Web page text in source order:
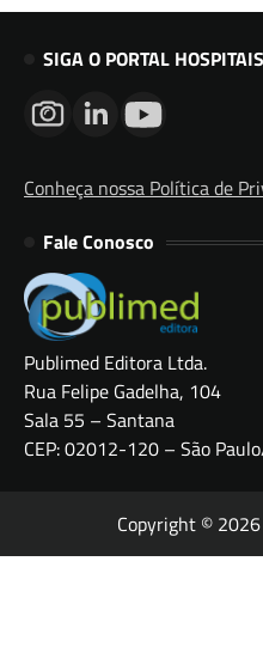
SIGA O PORTAL
Conheça nossa Política de
Fale Conosco
Publimed Editora Ltda.
Rua Felipe Gadelha, 104
Sala 55 – Santana
CEP: 02012-120 – São
Copyright © 2026